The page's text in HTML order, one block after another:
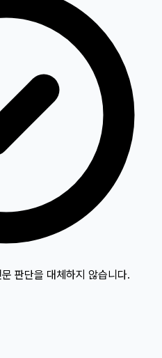
문 판단을 대체하지 않습니다.